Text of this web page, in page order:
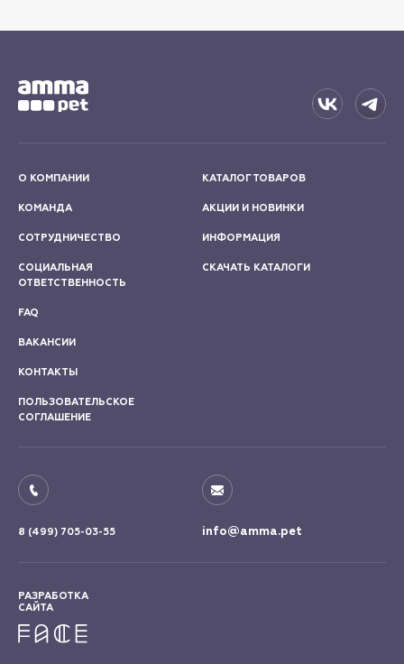
О КОМПАНИИ
КОМАНДА
СОТРУДНИЧЕСТВО
СОЦИАЛЬНАЯ
ОТВЕТСТВЕННОСТЬ
КАТАЛОГ ТОВАРОВ
АКЦИИ И НОВИНКИ
ИНФОРМАЦИЯ
СКАЧАТЬ КАТАЛОГИ
FAQ
ВАКАНСИИ
КОНТАКТЫ
ПОЛЬЗОВАТЕЛЬСКОЕ
СОГЛАШЕНИЕ
8 (499) 705-03-55 info@amma.pet
РАЗРАБОТКА
САЙТА